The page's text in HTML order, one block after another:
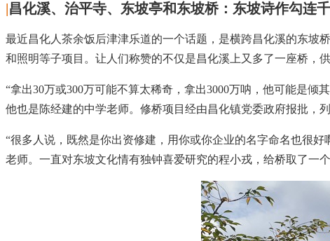
|昌化溪、治平寺、东坡亭和东坡桥：东坡诗作勾连
最近昌化人茶余饭后津津乐道的一个话题，是横跨昌化溪的东坡
和照明等子项目。让人们称赞的不仅是昌化溪上又多了一座桥，
“拿出30万或300万可能不算太稀奇，拿出3000万呐，他可能是倾
他也是陈经建的中学老师。修桥项目经由昌化镇党委政府报批，
“很多人说，既然是你出资修建，用你或你企业的名字命名也很
老师。一直对东坡文化情有独钟喜爱研究的程小戎，给桥取了一